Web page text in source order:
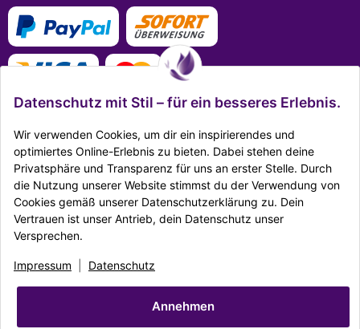
Mehr Infos zu den Zahlungsarten
Ausgezeichnet Zertifiziert
Impressum Datenschutz|AGB
Datenschutz mit Stil – für ein besseres Erlebnis.
Wir verwenden Cookies, um dir ein inspirierendes und
optimiertes Online-Erlebnis zu bieten. Dabei stehen deine
Privatsphäre und Transparenz für uns an erster Stelle. Durch
die Nutzung unserer Website stimmst du der Verwendung von
Cookies gemäß unserer Datenschutzerklärung zu. Dein
Vertrauen ist unser Antrieb, dein Datenschutz unser
Versprechen.
Impressum Datenschutz
Annehmen